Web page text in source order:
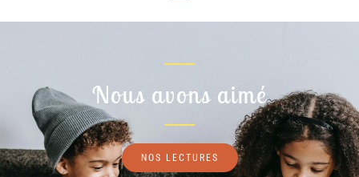
Nous avons aimé
NOS LECTURES